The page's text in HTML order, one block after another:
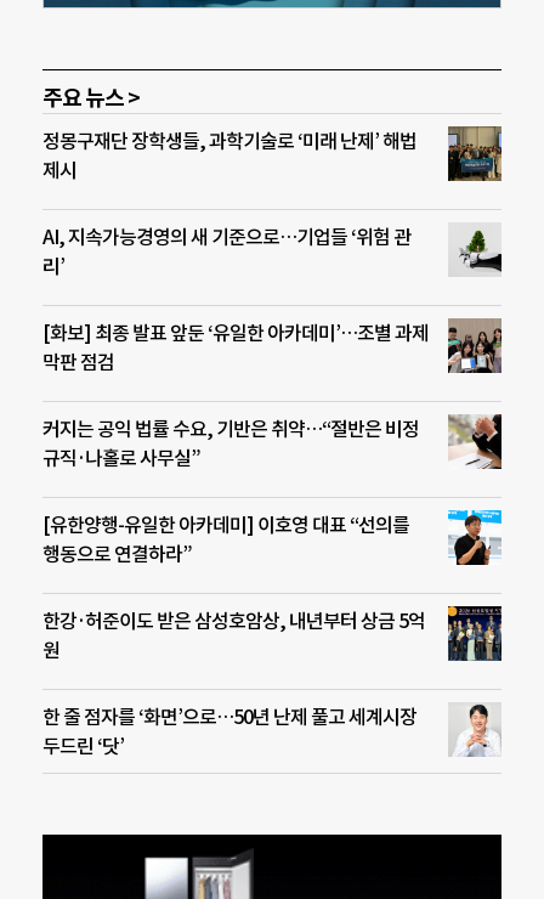
주요 뉴스 >
정몽구재단 장학생들, 과학기술로 ‘미래 난제’ 해법
제시
AI, 지속가능경영의 새 기준으로…기업들 ‘위험 관
리’
[화보] 최종 발표 앞둔 ‘유일한 아카데미’…조별 과제
막판 점검
커지는 공익 법률 수요, 기반은 취약…“절반은 비정
규직·나홀로 사무실”
[유한양행-유일한 아카데미] 이호영 대표 “선의를
행동으로 연결하라”
한강·허준이도 받은 삼성호암상, 내년부터 상금 5억
원
한 줄 점자를 ‘화면’으로…50년 난제 풀고 세계시장
두드린 ‘닷’